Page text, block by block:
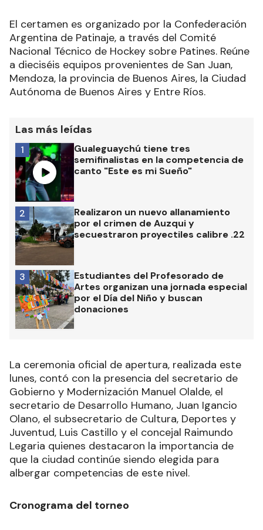
El certamen es organizado por la Confederación
Argentina de Patinaje, a través del Comité
Nacional Técnico de Hockey sobre Patines. Reúne
a dieciséis equipos provenientes de San Juan,
Mendoza, la provincia de Buenos Aires, la Ciudad
Autónoma de Buenos Aires y Entre Ríos.
Las más leídas
Gualeguaychú tiene tres
semifinalistas en la competencia de
canto "Este es mi Sueño"
1
Realizaron un nuevo allanamiento
por el crimen de Auzqui y
secuestraron proyectiles calibre .22
2
Estudiantes del Profesorado de
Artes organizan una jornada especial
por el Día del Niño y buscan
donaciones
3
La ceremonia oficial de apertura, realizada este
lunes, contó con la presencia del secretario de
Gobierno y Modernización Manuel Olalde, el
secretario de Desarrollo Humano, Juan Igancio
Olano, el subsecretario de Cultura, Deportes y
Juventud, Luis Castillo y el concejal Raimundo
Legaria quienes destacaron la importancia de
que la ciudad continúe siendo elegida para
albergar competencias de este nivel.
Cronograma del torneo